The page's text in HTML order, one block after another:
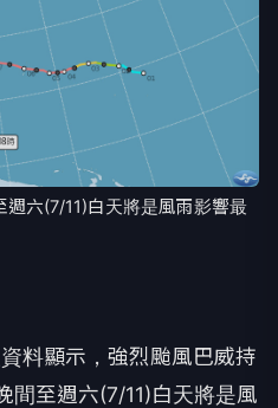
六(7/11)白天將是風雨影響最
料顯示，強烈颱風巴威持
間至週六(7/11)白天將是風